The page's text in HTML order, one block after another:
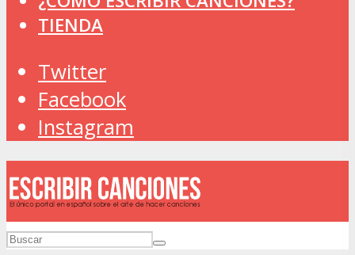
TIENDA
Twitter
Facebook
Instagram